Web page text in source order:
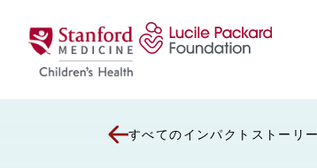
すべてのインパクトストーリ